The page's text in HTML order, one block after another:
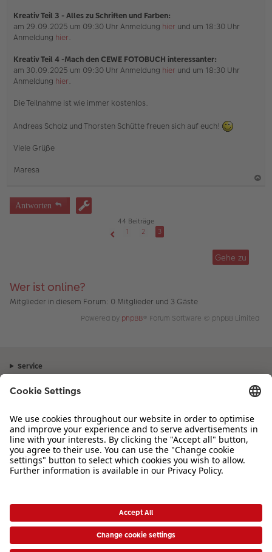
Kreativ Teil 3 - Alles zu Schriften und Farben:
am 29.09.2025 um 09:30 Uhr Anmeldung hier und um 18:30 Uhr
Anmeldung hier.
Kreativ Teil 4 -Mach den CEWE FOTOBUCH interessanter:
am 30.09.2025 um 09:30 Uhr Anmeldung hier und um 18:30 Uhr
Anmeldung hier.
Die Teilnahme ist wie immer kostenlos.
Andreas Scholz und Thorsten Schütte freuen sich auf euch!
Viele Grüße
Maresa
Antworten
44 Beiträge
1 2 3
Gehe zu
Wer ist online?
Mitglieder in diesem Forum: 0 Mitglieder und 3 Gäste
Powered by phpBB® Forum Software © phpBB Limited
Service
Sortiment
Inspiration
Bei Fragen zu Produkten oder der Bestellung können Sie uns gerne von